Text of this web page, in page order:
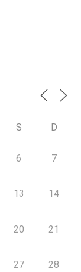
S D
6 7
13 14
20 21
27 28